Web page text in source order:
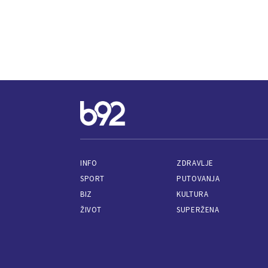
INFO
SPORT
BIZ
ŽIVOT
ZDRAVLJE
PUTOVANJA
KULTURA
SUPERŽENA